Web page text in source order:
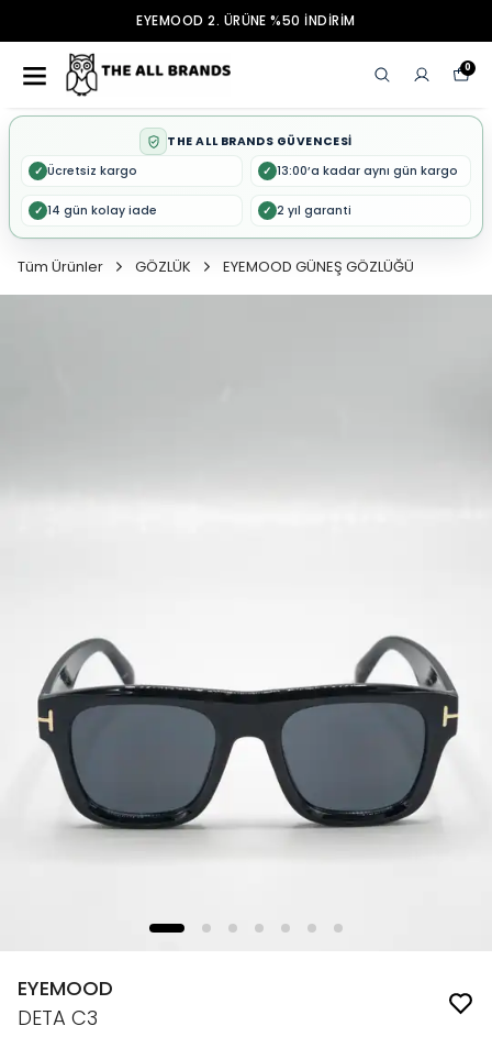
EYEMOOD 2. ÜRÜNE %50 İNDİRİM
0
THE ALL BRANDS GÜVENCESİ
✓ Ücretsiz kargo ✓ 13:00’a kadar aynı gün kargo
✓ 14 gün kolay iade ✓ 2 yıl garanti
Tüm Ürünler GÖZLÜK EYEMOOD GÜNEŞ GÖZLÜĞÜ
EYEMOOD
DETA C3